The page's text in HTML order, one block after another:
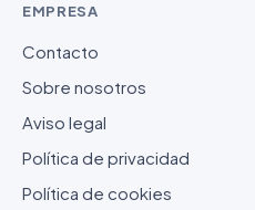
EMPRESA
Contacto
Sobre nosotros
Aviso legal
Política de privacidad
Política de cookies